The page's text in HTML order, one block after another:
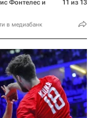
Фонтелес и
в медиабанк
11 из 13